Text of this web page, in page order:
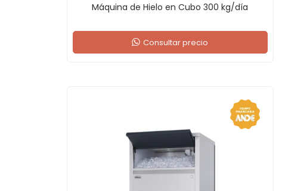
Máquina de Hielo en Cubo 300 kg/día
Consultar precio